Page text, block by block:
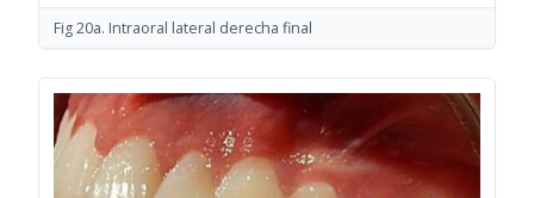
Fig 20a. Intraoral lateral derecha final